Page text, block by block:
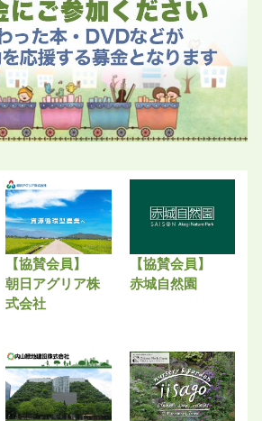
【協賛会員】
朝日アグリア株
式会社
【協賛会員】
赤城自然園